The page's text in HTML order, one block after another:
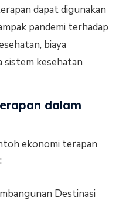
dapat digunakan
pandemi terhadap
biaya
sistem kesehatan
dalam
ekonomi terapan
Destinasi